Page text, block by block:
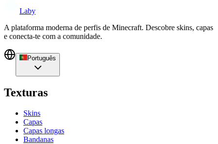
Laby
A plataforma moderna de perfis de Minecraft. Descobre skins, capas
e conecta-te com a comunidade.
Português
Texturas
Skins
Capas
Capas longas
Bandanas